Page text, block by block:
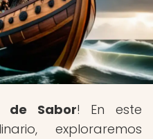
de Sabor! En este
exploraremos